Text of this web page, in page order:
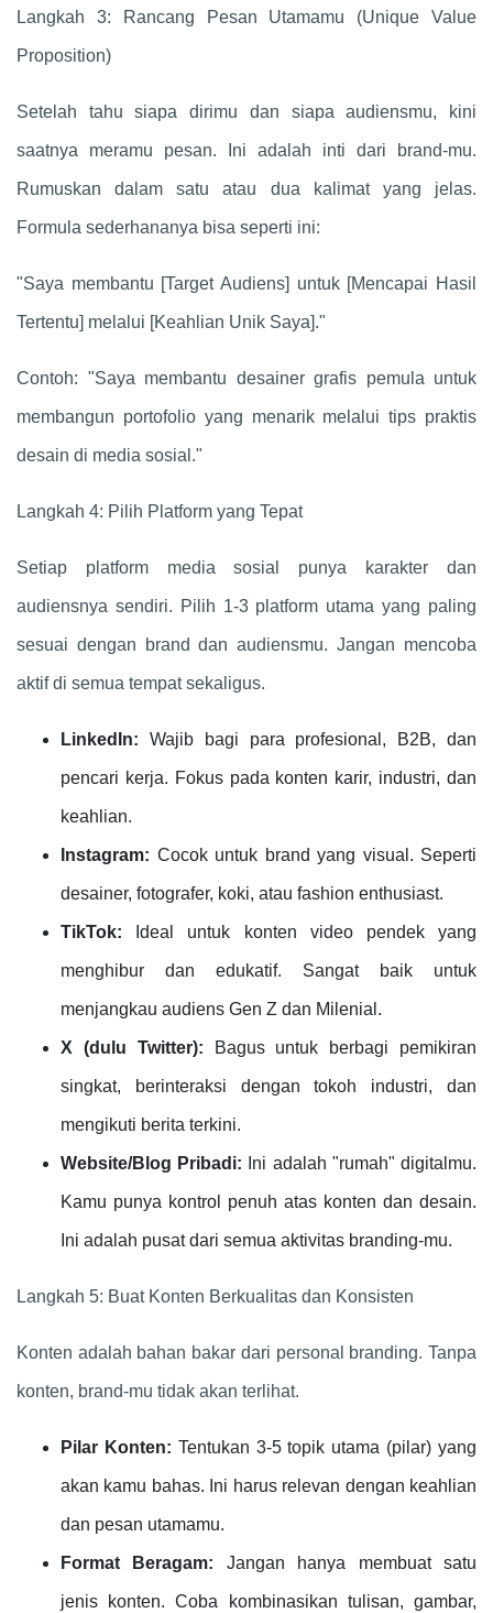
Langkah 3: Rancang Pesan Utamamu (Unique Value
Proposition)
Setelah tahu siapa dirimu dan siapa audiensmu, kini
saatnya meramu pesan. Ini adalah inti dari brand-mu.
Rumuskan dalam satu atau dua kalimat yang jelas.
Formula sederhananya bisa seperti ini:
"Saya membantu [Target Audiens] untuk [Mencapai Hasil
Tertentu] melalui [Keahlian Unik Saya]."
Contoh: "Saya membantu desainer grafis pemula untuk
membangun portofolio yang menarik melalui tips praktis
desain di media sosial."
Langkah 4: Pilih Platform yang Tepat
Setiap platform media sosial punya karakter dan
audiensnya sendiri. Pilih 1-3 platform utama yang paling
sesuai dengan brand dan audiensmu. Jangan mencoba
aktif di semua tempat sekaligus.
LinkedIn: Wajib bagi para profesional, B2B, dan
pencari kerja. Fokus pada konten karir, industri, dan
keahlian.
Instagram: Cocok untuk brand yang visual. Seperti
desainer, fotografer, koki, atau fashion enthusiast.
TikTok: Ideal untuk konten video pendek yang
menghibur dan edukatif. Sangat baik untuk
menjangkau audiens Gen Z dan Milenial.
X (dulu Twitter): Bagus untuk berbagi pemikiran
singkat, berinteraksi dengan tokoh industri, dan
mengikuti berita terkini.
Website/Blog Pribadi: Ini adalah "rumah" digitalmu.
Kamu punya kontrol penuh atas konten dan desain.
Ini adalah pusat dari semua aktivitas branding-mu.
Langkah 5: Buat Konten Berkualitas dan Konsisten
Konten adalah bahan bakar dari personal branding. Tanpa
konten, brand-mu tidak akan terlihat.
Pilar Konten: Tentukan 3-5 topik utama (pilar) yang
akan kamu bahas. Ini harus relevan dengan keahlian
dan pesan utamamu.
Format Beragam: Jangan hanya membuat satu
jenis konten. Coba kombinasikan tulisan, gambar,